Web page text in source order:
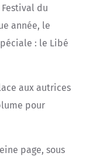
du
année, le
: le Libé
aux autrices
pour
page, sous